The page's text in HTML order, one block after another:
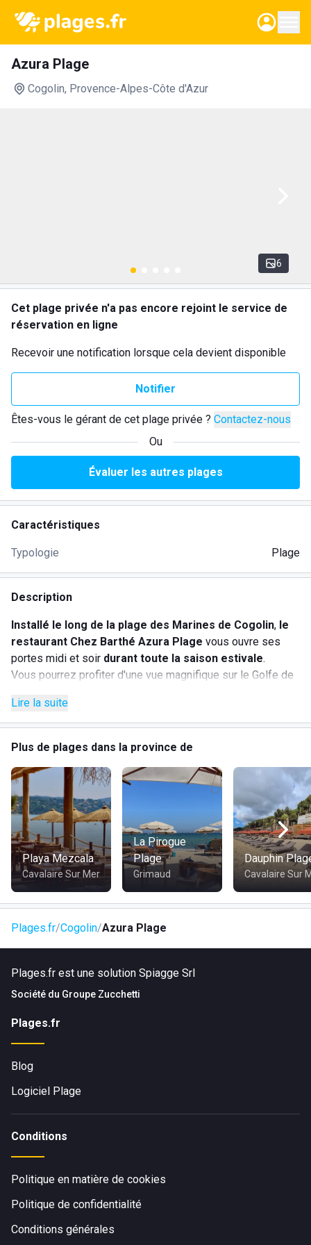
Azura Plage
Cogolin, Provence-Alpes-Côte d'Azur
6
Cet plage privée n'a pas encore rejoint le service de
réservation en ligne
Recevoir une notification lorsque cela devient disponible
Notifier
Êtes-vous le gérant de cet plage privée ? Contactez-nous
Ou
Évaluer les autres plages
Caractéristiques
Typologie Plage
Description
Installé le long de la plage des Marines de Cogolin, le
restaurant Chez Barthé Azura Plage vous ouvre ses
portes midi et soir durant toute la saison estivale.
Vous pourrez profiter d'une vue magnifique sur le Golfe de
Bar
Wifi
Douches
Toilettes
Plage surveillée
Accès handicapé
Évènements privés
Animations musicales
Transat
Paiement CB
Paiement Chèque
Lire la suite
Plus de plages dans la province de
Playa Mezcala
Cavalaire Sur Mer
La Pirogue
Plage
Grimaud
Dauphin
Cavalaire Sur
Plages.fr Cogolin Azura Plage
Plages.fr est une solution Spiagge Srl
Société du Groupe Zucchetti
Plages.fr
Blog
Logiciel Plage
Conditions
Politique en matière de cookies
Politique de confidentialité
Conditions générales